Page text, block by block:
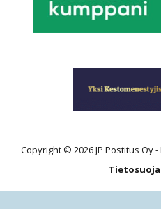
Copyright © 2026 JP Postitus Oy
Tietosuoja